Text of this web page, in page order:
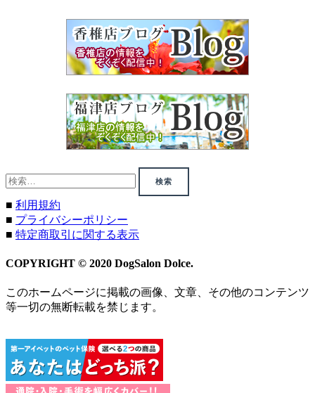
検
索:
■ 利用規約
■ プライバシーポリシー
■ 特定商取引に関する表示
COPYRIGHT © 2020 DogSalon Dolce.
このホームページに掲載の画像、文章、その他のコンテンツ
等一切の無断転載を禁じます。